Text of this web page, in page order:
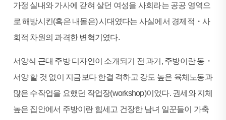
가정 실내와 가사에 갇혀 살던 여성을 사회라는 공공 영역으
로 해방시킨(혹은 내몰은) 시대였다는 사실에서 경제적・사
회적 차원의 과격한 변혁기였다.
서양식 근대 주방 디자인이 소개되기 전 과거, 주방이란 동・
서양 할 것 없이 지금보다 한결 격하고 강도 높은 육체노동과
많은 수작업을 요했던 작업장(workshop)이었다. 권세와 지체
높은 집안에서 주방이란 힘세고 건장한 남녀 일꾼들이 가축